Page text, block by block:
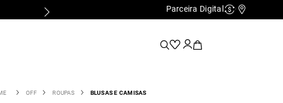
Parceira Digital Cashback
OFF ROUPAS BLUSAS E CAMISAS